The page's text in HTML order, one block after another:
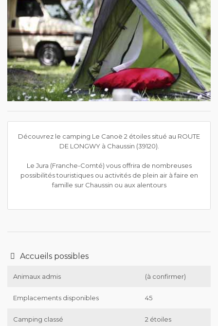
Découvrez le camping Le Canoë 2 étoiles situé au ROUTE
DE LONGWY à Chaussin (39120).
Le Jura (Franche-Comté) vous offrira de nombreuses
possibilités touristiques ou activités de plein air à faire en
famille sur Chaussin ou aux alentours
Accueils possibles
Animaux admis (à confirmer)
Emplacements disponibles 45
Camping classé 2 étoiles